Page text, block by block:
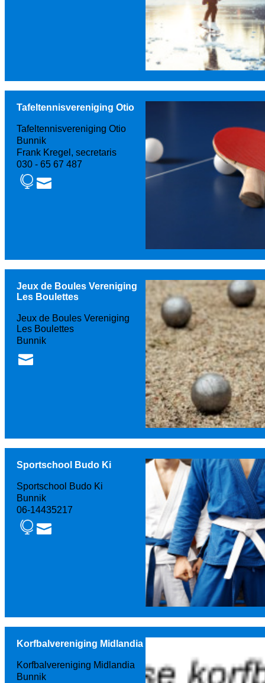
Tafeltennisvereniging Otio
Tafeltennisvereniging Otio
Bunnik
Frank Kregel, secretaris
030 - 65 67 487
Jeux de Boules Vereniging
Les Boulettes
Jeux de Boules Vereniging
Les Boulettes
Bunnik
Sportschool Budo Ki
Sportschool Budo Ki
Bunnik
06-14435217
Korfbalvereniging Midlandia
Korfbalvereniging Midlandia
Bunnik